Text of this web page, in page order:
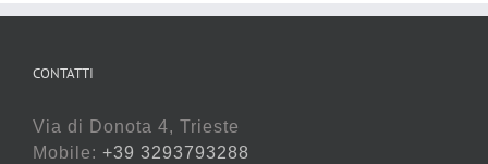
CONTATTI
Via di Donota 4, Trieste
Mobile: +39 3293793288